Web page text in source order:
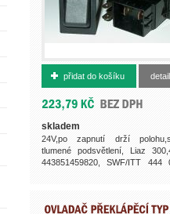
500002114
přidat do košíku detail
skladem
24V,po zapnutí drží
tlumené podsvětlení, Liaz
443851459820, SWF/ITT 444